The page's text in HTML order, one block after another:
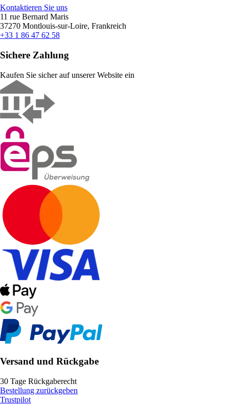
Kontaktieren Sie uns
11 rue Bernard Maris
37270 Montlouis-sur-Loire, Frankreich
+33 1 86 47 62 58
Sichere Zahlung
Kaufen Sie sicher auf unserer Website ein
Versand und Rückgabe
30 Tage Rückgaberecht
Bestellung zurückgeben
Trustpilot